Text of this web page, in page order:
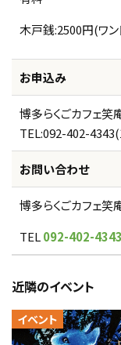
木戸銭:2500円(ワン
お申込み
博多らくごカフェ笑
TEL:092-402-
お問い合わせ
博多らくごカフェ笑
TEL092-402-4343
近隣のイベント
イベント